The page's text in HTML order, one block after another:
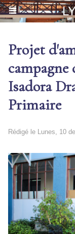
Projet
Isadora
Primaire
Rédigé le Lunes, 10